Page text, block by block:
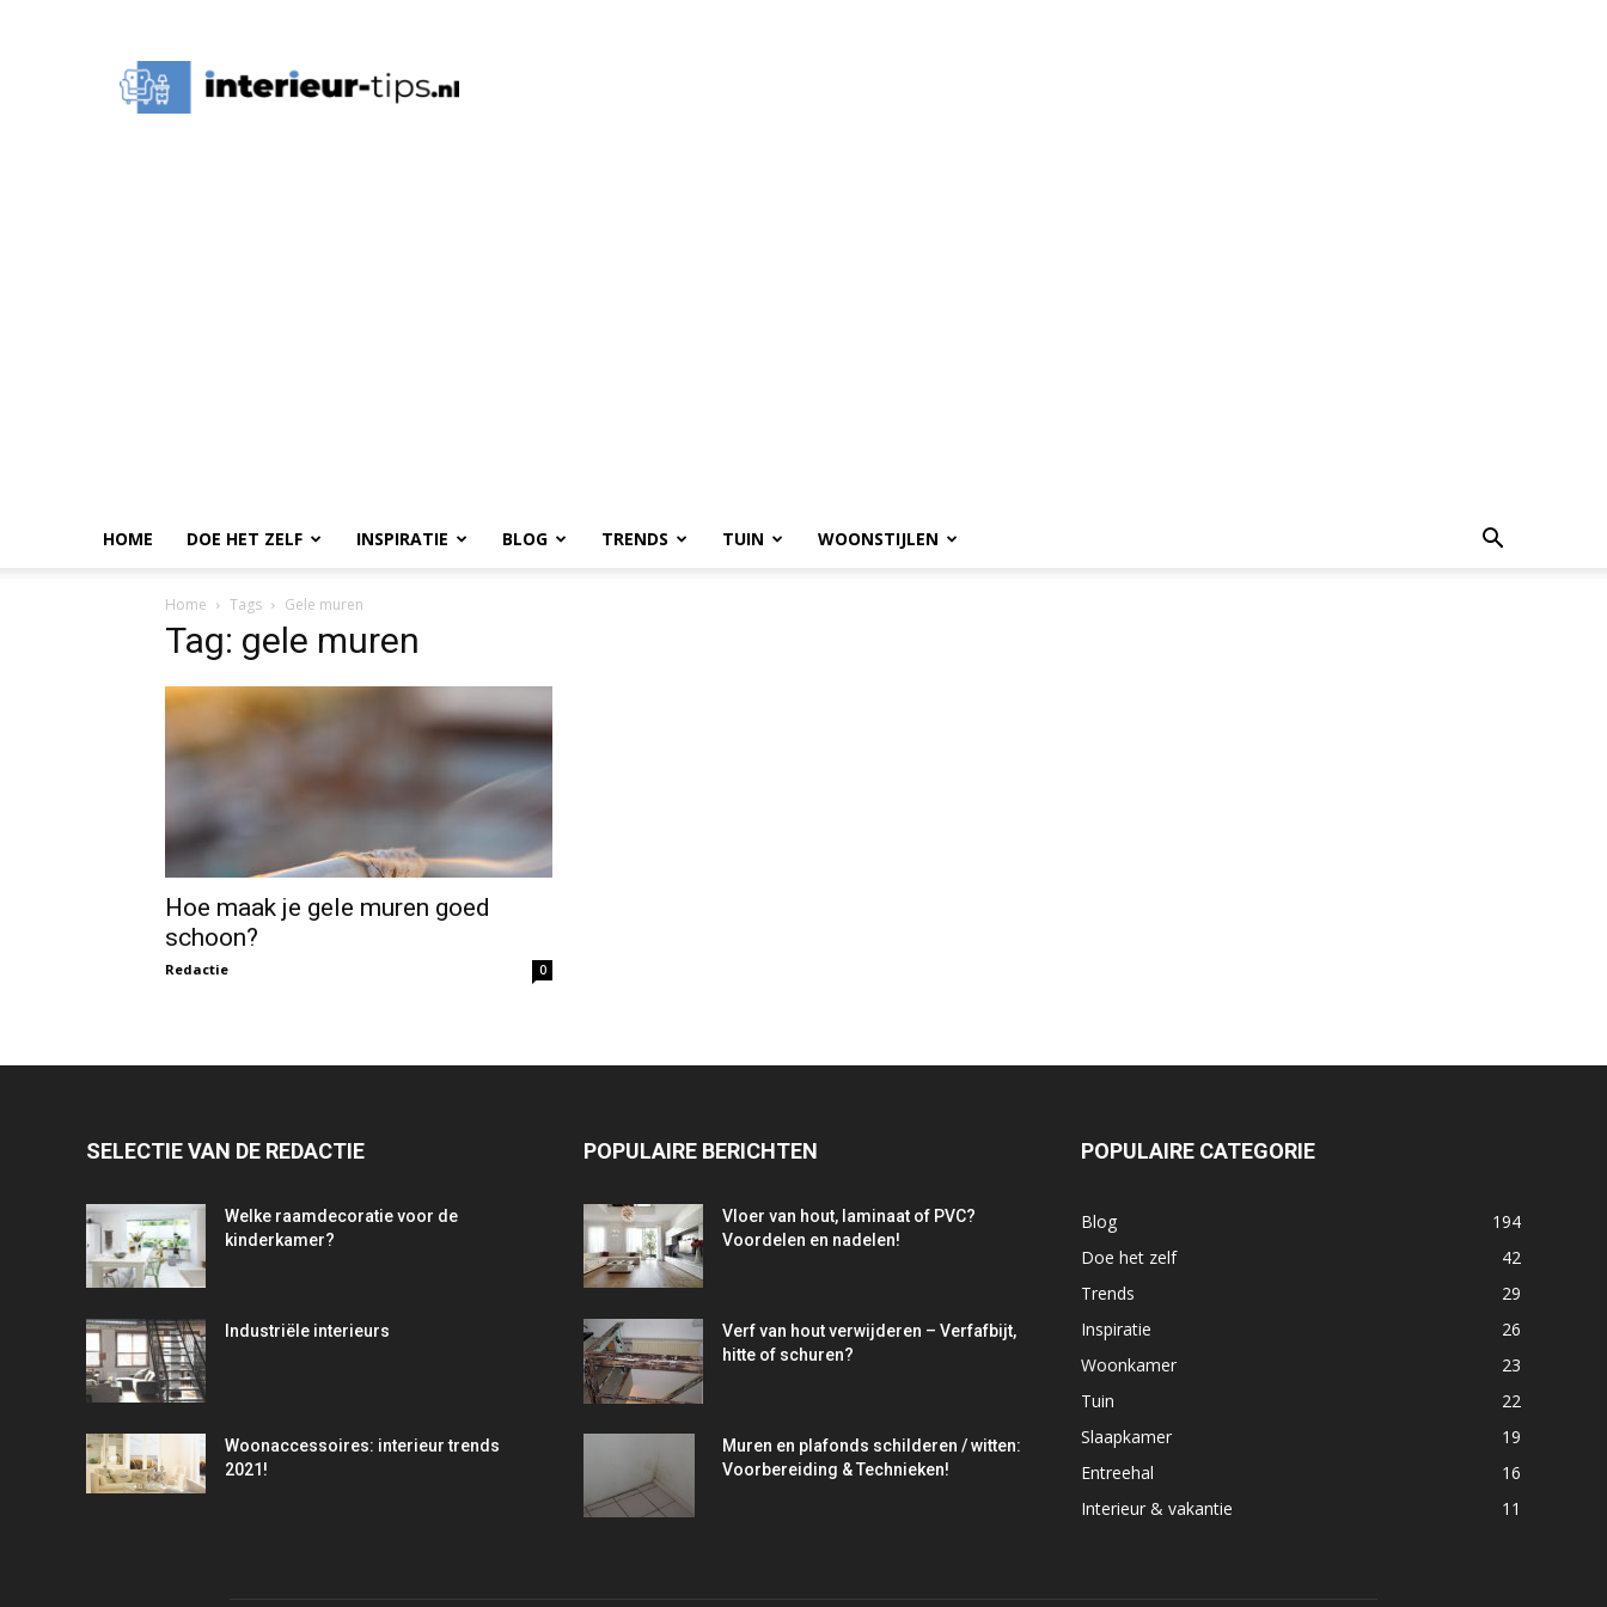
Tips,
Ideeën
HOME DOE HET ZELF INSPIRATIE BLOG TRENDS TUIN WOONSTIJLEN
Home Tags Gele muren
Tag: gele muren
Hoe maak je gele muren goed
schoon?
Redactie 0
SELECTIE VAN DE REDACTIE
Welke raamdecoratie voor de
kinderkamer?
Industriële interieurs
Woonaccessoires: interieur trends
2021!
POPULAIRE BERICHTEN
Vloer van hout, laminaat of PVC?
Voordelen en nadelen!
Verf van hout verwijderen – Verfafbijt,
hitte of schuren?
Muren en plafonds schilderen / witten:
Voorbereiding & Technieken!
POPULAIRE CATEGORIE
Blog
194
Doe het zelf
42
Trends
29
Inspiratie
26
Woonkamer
23
Tuin
22
Slaapkamer
19
Entreehal
16
Interieur & vakantie
11